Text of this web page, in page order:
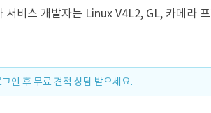
비스 개발자는 Linux V4L2, GL, 카메라 프
인 후 무료 견적 상담 받으세요.